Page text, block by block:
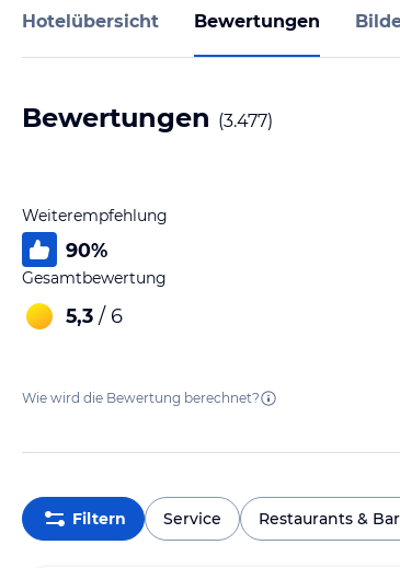
Hotelübersicht Bewertungen
Bewertungen (3.477)
Weiterempfehlung
90%
Gesamtbewertung
5,3 / 6
Wie wird die Bewertung berechnet?
Filtern Service Restaurants &